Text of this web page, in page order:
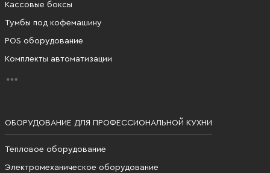
Кассовые боксы
Тумбы под кофемашину
POS оборудование
Комплекты автоматизации
ОБОРУДОВАНИЕ ДЛЯ ПРОФЕССИОНАЛЬНОЙ КУХНИ
Тепловое оборудование
Электромеханическое оборудование